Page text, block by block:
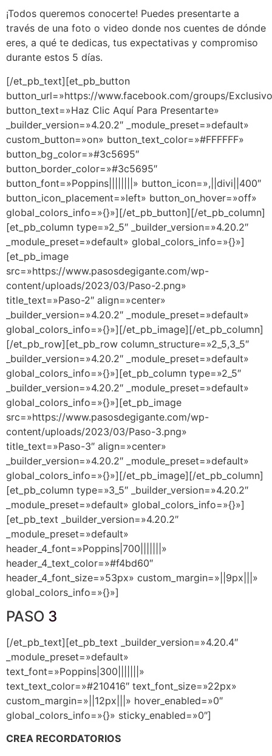
¡Todos queremos conocerte! Puedes presentarte a
través de una foto o video donde nos cuentes de dónde
eres, a qué te dedicas, tus expectativas y compromiso
durante estos 5 días.
[/et_pb_text][et_pb_button
button_url=»https://www.facebook.com/groups/
button_text=»Haz Clic Aquí Para Presentarte»
_builder_version=»4.20.2″ _module_preset=»default»
custom_button=»on» button_text_color=»#FFFFFF»
button_bg_color=»#3c5695″
button_border_color=»#3c5695″
button_font=»Poppins||||||||» button_icon=»||divi||400″
button_icon_placement=»left» button_on_hover=»off»
global_colors_info=»{}»][/et_pb_button][/et_pb_column]
[et_pb_column type=»2_5″ _builder_version=»4.20.2″
_module_preset=»default» global_colors_info=»{}»]
[et_pb_image
src=»https://www.pasosdegigante.com/wp-
content/uploads/2023/03/Paso-2.png»
title_text=»Paso-2″ align=»center»
_builder_version=»4.20.2″ _module_preset=»default»
global_colors_info=»{}»][/et_pb_image][/et_pb_column]
[/et_pb_row][et_pb_row column_structure=»2_5,3_5″
_builder_version=»4.20.2″ _module_preset=»default»
global_colors_info=»{}»][et_pb_column type=»2_5″
_builder_version=»4.20.2″ _module_preset=»default»
global_colors_info=»{}»][et_pb_image
src=»https://www.pasosdegigante.com/wp-
content/uploads/2023/03/Paso-3.png»
title_text=»Paso-3″ align=»center»
_builder_version=»4.20.2″ _module_preset=»default»
global_colors_info=»{}»][/et_pb_image][/et_pb_column]
[et_pb_column type=»3_5″ _builder_version=»4.20.2″
_module_preset=»default» global_colors_info=»{}»]
[et_pb_text _builder_version=»4.20.2″
_module_preset=»default»
header_4_font=»Poppins|700|||||||»
header_4_text_color=»#f4bd60″
header_4_font_size=»53px» custom_margin=»||9px|||»
global_colors_info=»{}»]
PASO 3
[/et_pb_text][et_pb_text _builder_version=»4.20.4″
_module_preset=»default»
text_font=»Poppins|300|||||||»
text_text_color=»#210416″ text_font_size=»22px»
custom_margin=»||12px|||» hover_enabled=»0″
global_colors_info=»{}» sticky_enabled=»0″]
CREA RECORDATORIOS